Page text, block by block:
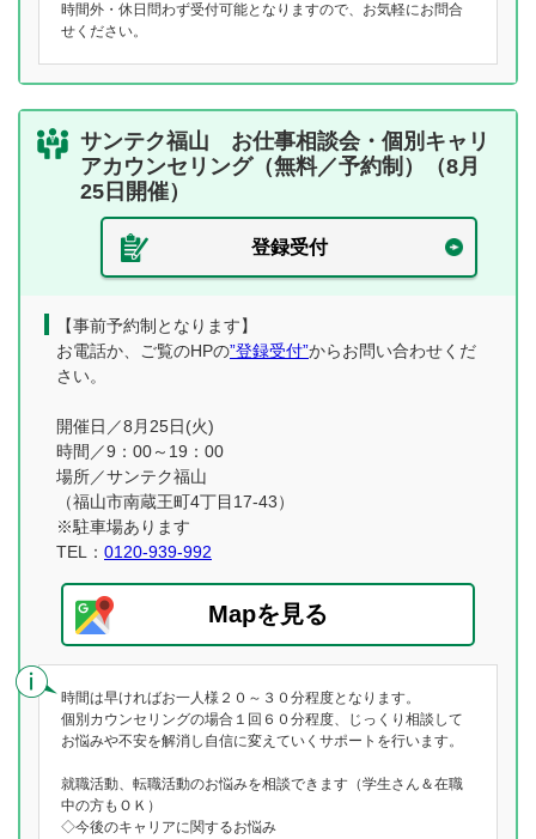
時間外・休日問わず受付可能となりますので、お気軽にお問合
せください。
サンテク福山 お仕事相談会・個別キャリ
アカウンセリング（無料／予約制）（8月
25日開催）
登録受付
【事前予約制となります】
お電話か、ご覧のHPの”登録受付”からお問い合わせくだ
さい。
開催日／8月25日(火)
時間／9：00～19：00
場所／サンテク福山
（福山市南蔵王町4丁目17-43）
※駐車場あります
TEL： 0120-939-992
Mapを見る
時間は早ければお一人様２０～３０分程度となります。
個別カウンセリングの場合１回６０分程度、じっくり相談して
お悩みや不安を解消し自信に変えていくサポートを行います。
就職活動、転職活動のお悩みを相談できます（学生さん＆在職
中の方もＯＫ）
◇今後のキャリアに関するお悩み